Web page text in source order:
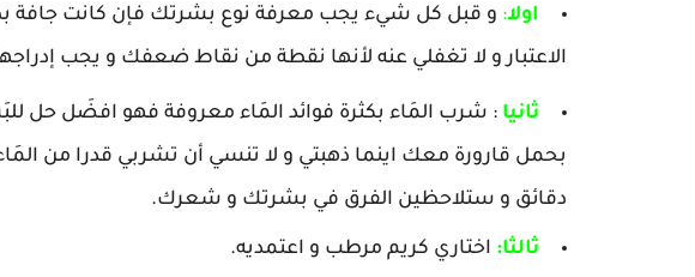
اولا: و قبل كل شيء يجب معرفة نوع بشرتك فإن كانت جافة
الاعتبار و لا تغفلي عنه لأنها نقطة من نقاط ضعفك و يجب
ثانيا : شرب المَاء بكثرة فوائد المَاء معروفة فهو افضَل حل
بحمل قارورة معك اينما ذهبتي و لا تنسي أن تشربي قدرا من
دقائق و ستلاحظين الفرق في بشرتك و شعرك.
ثالثا: اختاري كريم مرطب و اعتمديه.